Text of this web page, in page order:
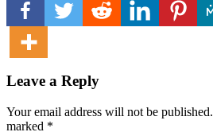
Leave a Reply
Your email address will not be published.
marked *